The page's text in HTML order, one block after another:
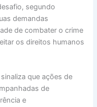
segundo
demandas
de combater o crime
os direitos humanos
que ações de
de
e